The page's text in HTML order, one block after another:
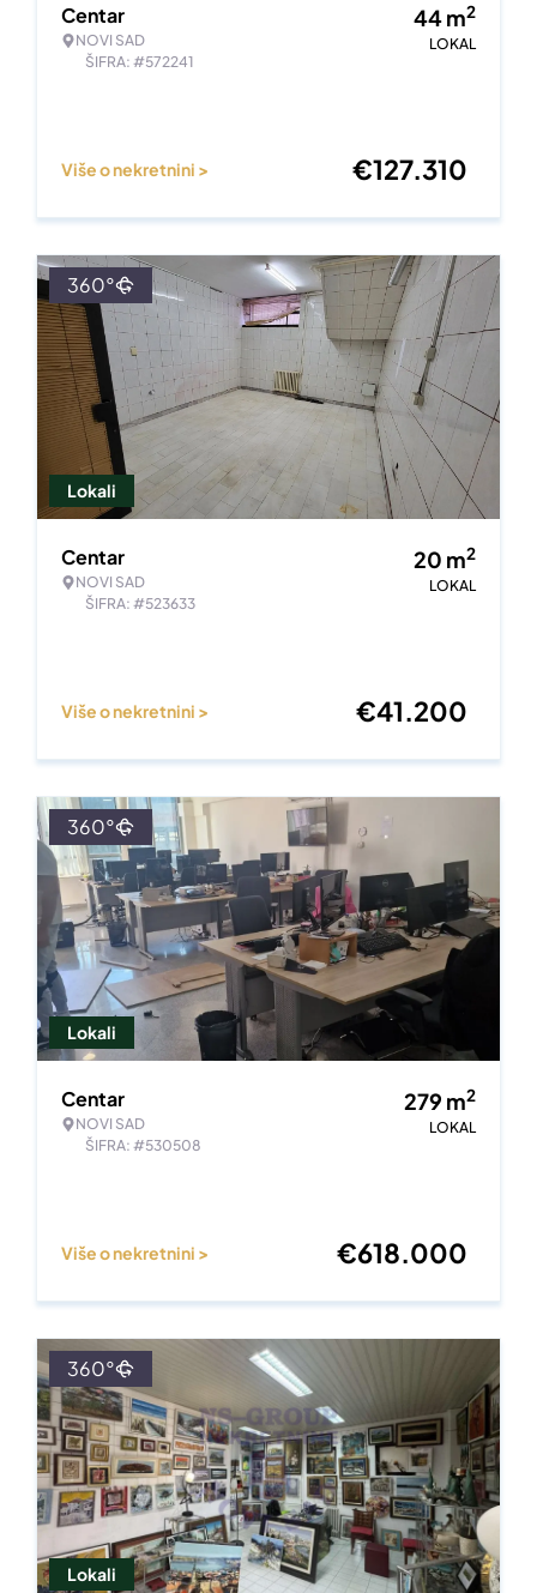
Centar
NOVI SAD
ŠIFRA: #572241
44m2
LOKAL
Više o nekretnini > €127.310
Lokali
360°
Centar
NOVI SAD
ŠIFRA: #523633
20 m2
LOKAL
Više o nekretnini > €41.200
Lokali
360°
Centar
NOVI SAD
ŠIFRA: #530508
279 m2
LOKAL
Više o nekretnini > €618.000
Lokali
360°